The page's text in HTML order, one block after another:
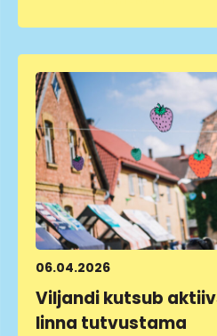
06.04.2026
Viljandi kutsub
linna tutvustama